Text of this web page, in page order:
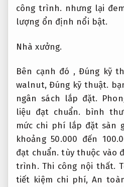
công trình. nhưng lại
lượng ổn định nổi bật.
Nhà xưởng.
Bên cạnh đó ,Đúng kỹ
walnut,Đúng kỹ thuật.
ngân sách lắp đặt.
liệu đạt chuẩn. bình
mức chi phí lắp đặt sàn
khoảng 50.000 đến
đạt chuẩn. tùy thuộc vào
trình.Thi công nội thất.
tiết kiệm chi phí,An